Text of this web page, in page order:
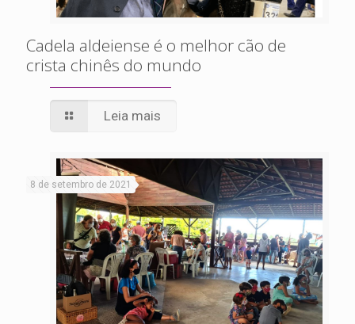
Cadela aldeiense é o melhor cão de
crista chinês do mundo
Leia mais
8 de setembro de 2021